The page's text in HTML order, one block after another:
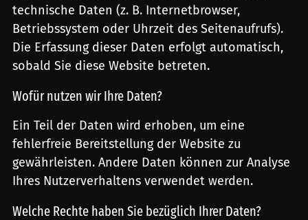
technische Daten (z. B. Internetbrowser,
Betriebssystem oder Uhrzeit des Seitenaufrufs).
Die Erfassung dieser Daten erfolgt automatisch,
sobald Sie diese Website betreten.
Wofür nutzen wir Ihre Daten?
Ein Teil der Daten wird erhoben, um eine
fehlerfreie Bereitstellung der Website zu
gewährleisten. Andere Daten können zur Analyse
Ihres Nutzerverhaltens verwendet werden.
Welche Rechte haben Sie bezüglich Ihrer Daten?